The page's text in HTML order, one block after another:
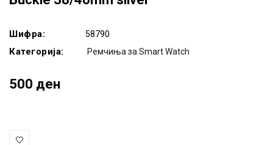
Шифра: 58790
Категорија: Ремчиња за Smart Watch
500 ден